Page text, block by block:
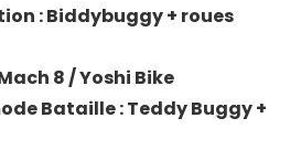
: Biddybuggy + roues
8 / Yoshi Bike
Bataille : Teddy Buggy +